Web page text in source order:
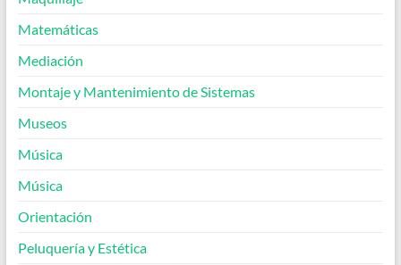
Matemáticas
Mediación
Montaje y Mantenimiento de Sistemas
Museos
Música
Música
Orientación
Peluquería y Estética